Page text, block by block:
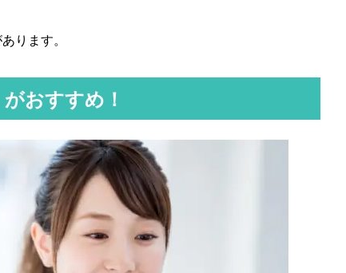
ります。
おすすめ！